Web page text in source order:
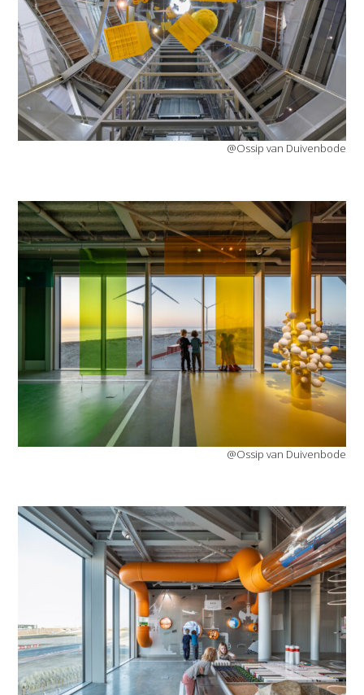
@Ossip van Duivenbode
@Ossip van Duivenbode